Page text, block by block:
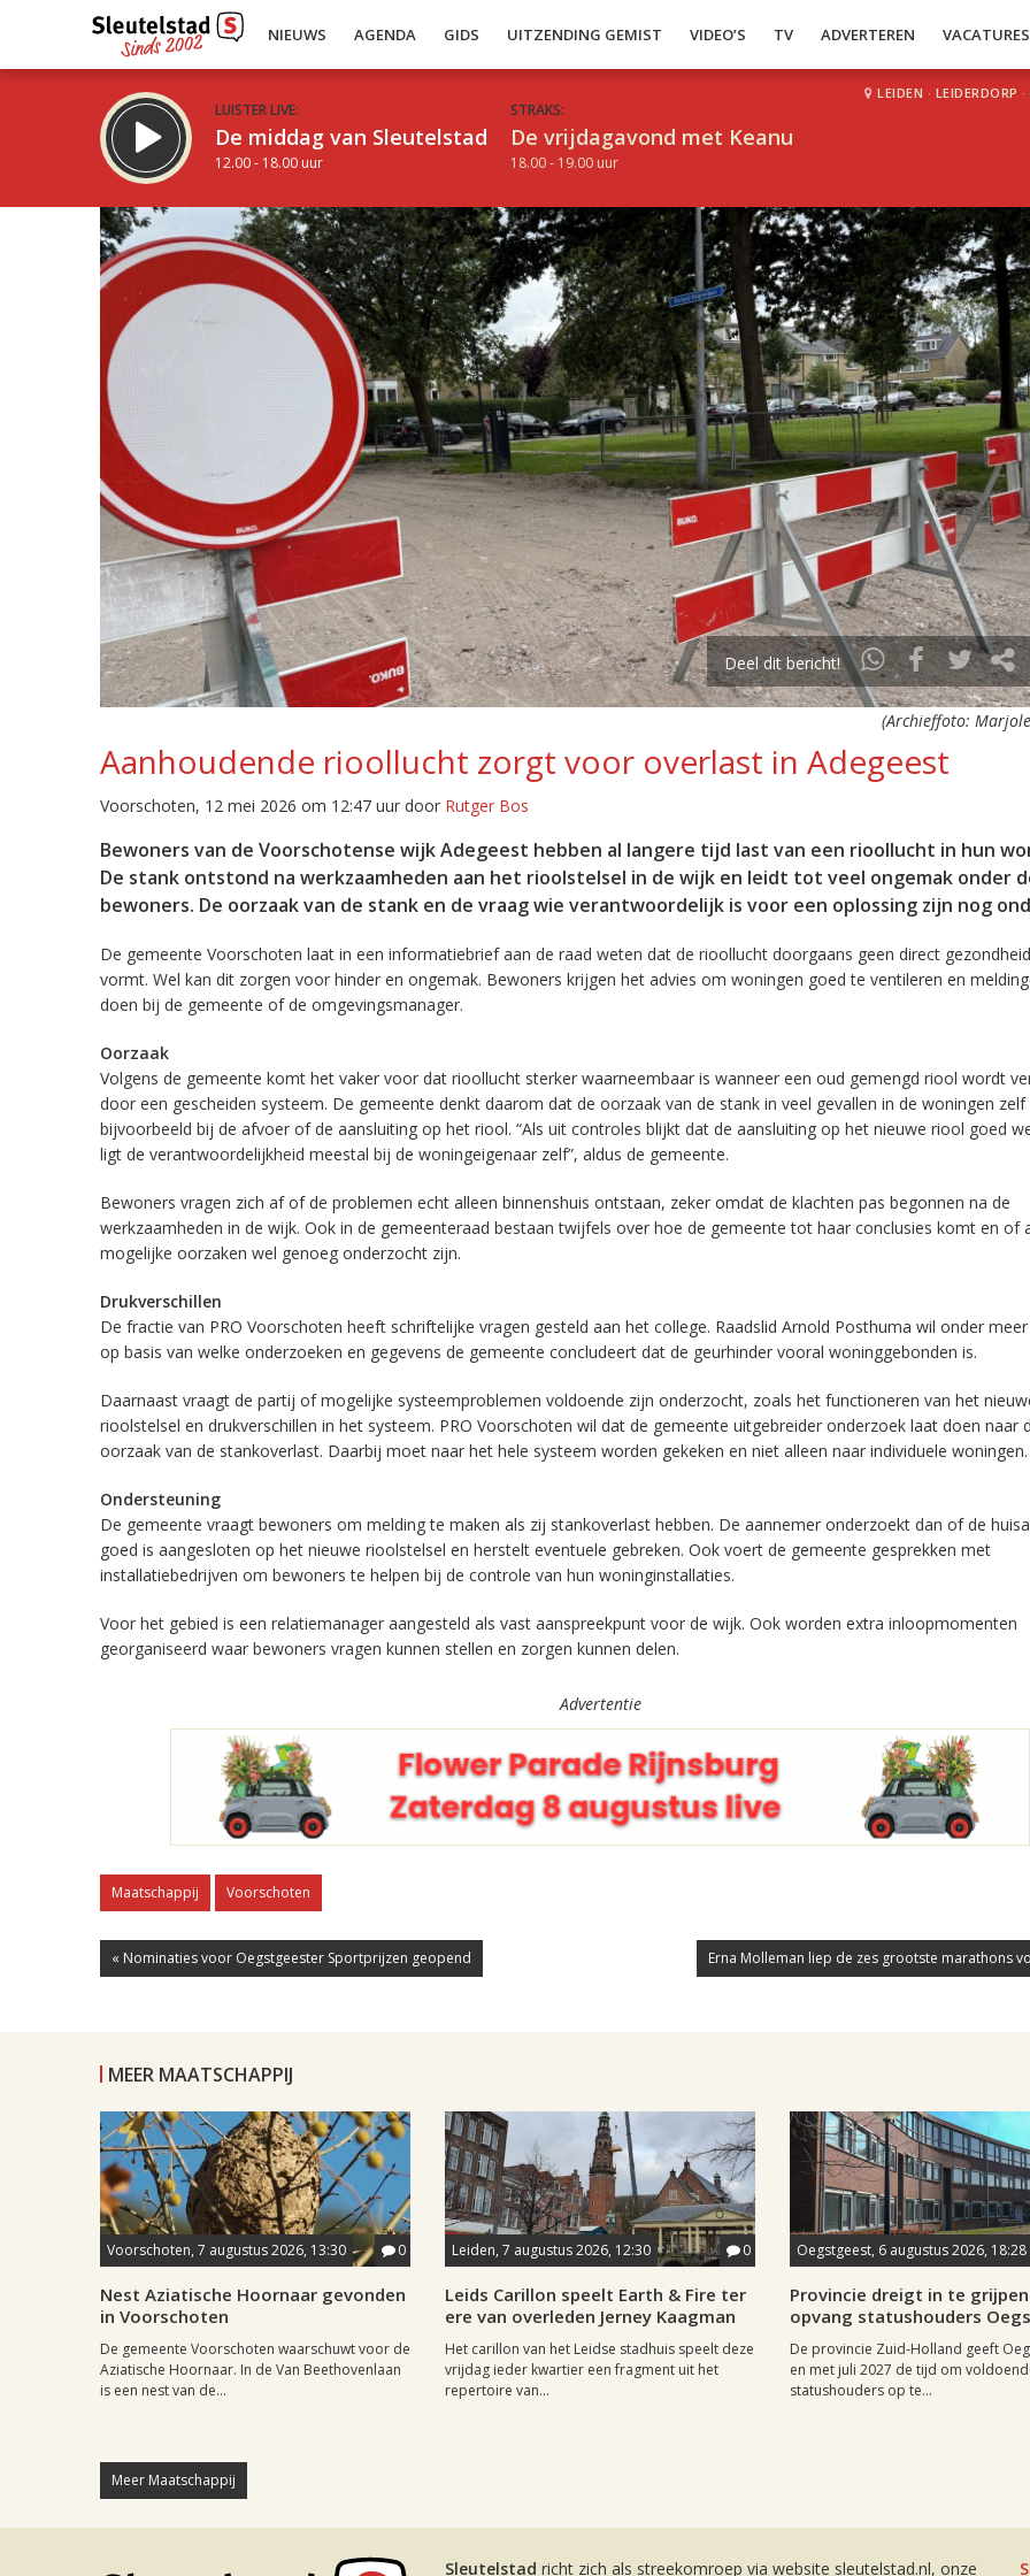
NIEUWS AGENDA GIDS UITZENDING GEMIST VIDEO’S TV ADVERTEREN VACATURES
LUISTER LIVE:
De middag van Sleutelstad
12.00 - 18.00 uur
STRAKS:
De vrijdagavond met Keanu
18.00 - 19.00 uur
LEIDEN · LEIDERDORP ·
Inklappen
Deel dit bericht!
(Archieffoto:
Aanhoudende rioollucht zorgt voor overlast in Adegeest
Voorschoten, 12 mei 2026 om 12:47 uur door Rutger Bos
Bewoners van de Voorschotense wijk Adegeest hebben al langere tijd last van een rioollucht in hun
De stank ontstond na werkzaamheden aan het rioolstelsel in de wijk en leidt tot veel ongemak onder
bewoners. De oorzaak van de stank en de vraag wie verantwoordelijk is voor een oplossing zijn nog
De gemeente Voorschoten laat in een informatiebrief aan de raad weten dat de rioollucht doorgaans geen direct
vormt. Wel kan dit zorgen voor hinder en ongemak. Bewoners krijgen het advies om woningen goed te ventileren en
doen bij de gemeente of de omgevingsmanager.
Oorzaak
Volgens de gemeente komt het vaker voor dat rioollucht sterker waarneembaar is wanneer een oud gemengd riool wordt
door een gescheiden systeem. De gemeente denkt daarom dat de oorzaak van de stank in veel gevallen in de woningen zelf
bijvoorbeeld bij de afvoer of de aansluiting op het riool. “Als uit controles blijkt dat de aansluiting op het nieuwe riool goed
ligt de verantwoordelijkheid meestal bij de woningeigenaar zelf”, aldus de gemeente.
Bewoners vragen zich af of de problemen echt alleen binnenshuis ontstaan, zeker omdat de klachten pas begonnen na de
werkzaamheden in de wijk. Ook in de gemeenteraad bestaan twijfels over hoe de gemeente tot haar conclusies komt en of
mogelijke oorzaken wel genoeg onderzocht zijn.
Drukverschillen
De fractie van PRO Voorschoten heeft schriftelijke vragen gesteld aan het college. Raadslid Arnold Posthuma wil onder
op basis van welke onderzoeken en gegevens de gemeente concludeert dat de geurhinder vooral woninggebonden is.
Daarnaast vraagt de partij of mogelijke systeemproblemen voldoende zijn onderzocht, zoals het functioneren van het
rioolstelsel en drukverschillen in het systeem. PRO Voorschoten wil dat de gemeente uitgebreider onderzoek laat doen naar
oorzaak van de stankoverlast. Daarbij moet naar het hele systeem worden gekeken en niet alleen naar individuele woningen.
Ondersteuning
De gemeente vraagt bewoners om melding te maken als zij stankoverlast hebben. De aannemer onderzoekt dan of de
goed is aangesloten op het nieuwe rioolstelsel en herstelt eventuele gebreken. Ook voert de gemeente gesprekken met
installatiebedrijven om bewoners te helpen bij de controle van hun woninginstallaties.
Voor het gebied is een relatiemanager aangesteld als vast aanspreekpunt voor de wijk. Ook worden extra inloopmomenten
georganiseerd waar bewoners vragen kunnen stellen en zorgen kunnen delen.
Advertentie
Maatschappij Voorschoten
« Nominaties voor Oegstgeester Sportprijzen geopend Erna Molleman liep de zes grootste marathons
MEER MAATSCHAPPIJ
Voorschoten, 7 augustus 2026, 13:30 0
Nest Aziatische Hoornaar gevonden
in Voorschoten
De gemeente Voorschoten waarschuwt voor de
Aziatische Hoornaar. In de Van Beethovenlaan
is een nest van de...
Leiden, 7 augustus 2026, 12:30 0
Leids Carillon speelt Earth & Fire ter
ere van overleden Jerney Kaagman
Het carillon van het Leidse stadhuis speelt deze
vrijdag ieder kwartier een fragment uit het
repertoire van...
Oegstgeest, 6 augustus 2026, 18:28
Provincie dreigt in te
opvang statushouders
De provincie Zuid-Holland geeft
en met juli 2027 de tijd om
statushouders op te...
Meer Maatschappij
Sleutelstad richt zich als streekomroep via website sleutelstad.nl, onze